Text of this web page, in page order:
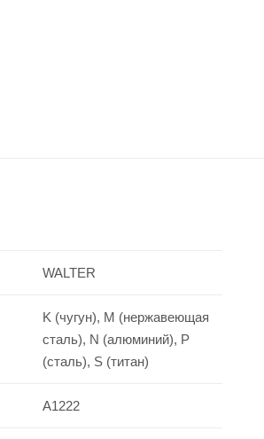
WALTER
K (чугун), M (нержавеющая
сталь), N (алюминий), P
(сталь), S (титан)
A1222